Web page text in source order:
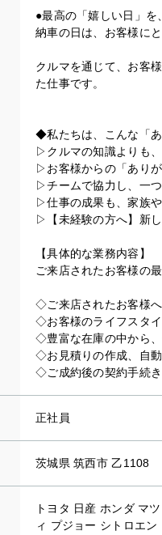
●最高の「嬉しい日」を
納車の日は、お客様に
クルマを通じて、お客
た仕事です。
◆私たちは、こんな「あ
▷クルマの知識よりも
▷お客様からの「あり
▷チームで協力し、一
▷仕事の成果も、家族
▷【未経験の方へ】新
【具体的な業務内容】
ご来店されたお客様の
◇ご来店されたお客様
◇お客様のライフスタ
◇豊富な在庫の中から
◇お見積りの作成、自
◇ご成約後の契約手続
正社員
茨城県 筑西市 乙1108
トヨタ 日産 ホンダ マ
ィ プジョー シトロエ